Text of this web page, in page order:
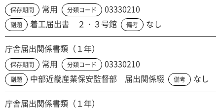
保存期間 常用 分類コード 03330210
副題 着工届出書 ２・３号館 備考 なし
庁舎届出関係書類（１年）
保存期間 常用 分類コード 03330210
副題 中部近畿産業保安監督部 届出関係綴 備考 なし
庁舎届出関係書類（１年）